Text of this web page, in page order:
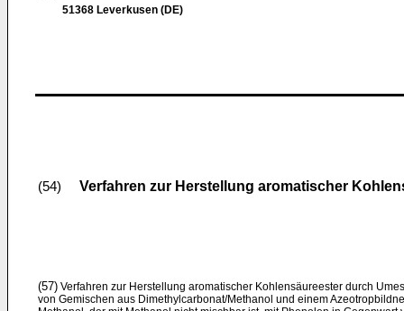
51368 Leverkusen (DE)
(54) Verfahren zur Herstellung aromatischer
(57) Verfahren zur Herstellung aromatischer Kohlensäureester durch
von Gemischen aus Dimethylcarbonat/Methanol und einem